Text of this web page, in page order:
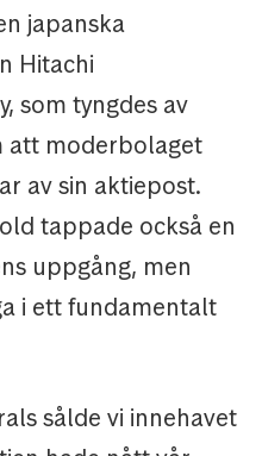
japanska
Hitachi
som tyngdes av
att moderbolaget
av sin aktiepost.
tappade också en
uppgång, men
i ett fundamentalt
sålde vi innehavet